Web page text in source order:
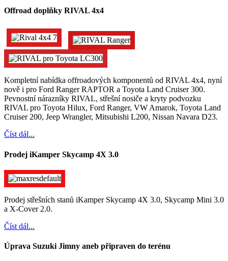
Offroad doplňky RIVAL 4x4
Kompletní nabídka offroadových komponentů od RIVAL 4x4, nyní
nově i pro Ford Ranger RAPTOR a Toyota Land Cruiser 300.
Pevnostní nárazníky RIVAL, střešní nosiče a kryty podvozku
RIVAL pro Toyota Hilux, Ford Ranger, VW Amarok, Toyota Land
Cruiser 200, Jeep Wrangler, Mitsubishi L200, Nissan Navara D23.
Číst dál...
Prodej iKamper Skycamp 4X 3.0
Prodej střešních stanů iKamper Skycamp 4X 3.0, Skycamp Mini 3.0
a X-Cover 2.0.
Číst dál...
Úprava Suzuki Jimny aneb připraven do terénu